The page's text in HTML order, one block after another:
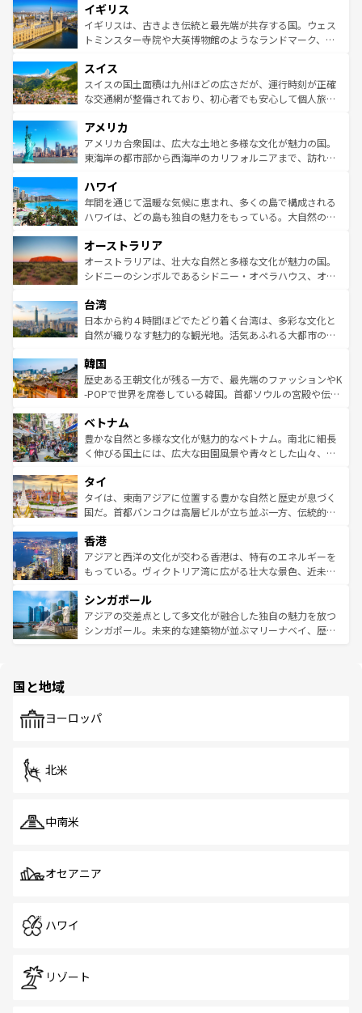
いる。シャンパンの発祥地であるランス、プロヴァンスの
香り高いラベンダー畑など、多彩な楽しみ方が可能だ。さ
らに、パリ以外の地域にも魅力が溢れており、どの街角に
れる地方に足を運ぶとそれぞれで全く異なる文化を体験で
きるだろう。 なお、新着のフランス情報はコンテンツ一覧
を参照してほしい。
顔を持つこの国は、どこを歩いても飽きることがない。ベ
ルリンの文化的活気、バイエルン州のアルプスの絶景、そ
してライン川沿いのワイン畑といった風景は必見。ビール
は、お酒好きな人にはぜひ体験してほしい。 なお、新着の
ドイツ情報はコンテンツ一覧を参照してほしい。
イギリス
イギリスは、古きよき伝統と最先端が共存する国。ウェス
トミンスター寺院や大英博物館のようなランドマーク、歴
リアごとに異なる魅力がある。また、優雅なアフタヌーン
ティー、ビール好きにはたまらない英国パブ、サッカー観
戦など、本場だからこそできる体験も豊富。イギリスを旅
ンツ一覧を参照してほしい。
スイス
スイスの国土面積は九州ほどの広さだが、運行時刻が正確
な交通網が整備されており、初心者でも安心して個人旅行
の建物がそのまま残る町や、スイスならではのユニークな
博物館もあり、アルプス観光だけでなく町歩きも満喫する
ことができる。国民の所得が高いため物価も高いが、旅行
ば市内交通費無料で観光を楽しむこともできる。 なお、新
着のスイス情報はコンテンツ一覧 を参照してほしい。
アメリカ
アメリカ合衆国は、広大な土地と多様な文化が魅力の国。
東海岸の都市部から西海岸のカリフォルニアまで、訪れる
のような巨大都市は、観光、ショッピング、エンターテイ
ンメントが詰まった刺激的なスポットだ。一方、アメリカ
西部には大自然が広がり、グランドキャニオンやイエロー
部のニューオーリンズでは、音楽と美食が融合した独特の
文化が魅力。旅行者はアメリカの各地域で異なる魅力を楽
しみながら、その多様性と豊かな歴史を感じることができ
ならではの贅沢な旅のスタイルだ。 なお、新着のアメリカ
情報はコンテンツ一覧を参照してほしい。
ハワイ
年間を通じて温暖な気候に恵まれ、多くの島で構成される
ハワイは、どの島も独自の魅力をもっている。大自然の神
ワイ島は見逃せない。また、定番の観光地といえばオアフ
島だが、静かな自然を求めるならマウイ島やカウアイ島が
おすすめ。エメラルドグリーンに輝く海をはじめ、豊かな
れるおもてなしの心で訪れる人々を迎えてくれるハワイの
人々、おいしいローカルフードやハワイアンミュージッ
ク、伝統的なフラダンスなど、すべてがハワイの魅力を彩
ワイを、存分に味わってほしい。 なお、新着のハワイ情報
はコンテンツ一覧を参照してほしい。
オーストラリア
オーストラリアは、壮大な自然と多様な文化が魅力の国。
シドニーのシンボルであるシドニー・オペラハウス、オー
リアリーフや大陸中央部にそびえるウルル（エアーズロッ
ク）、タスマニアの美しい原生林やケアンズの熱帯雨林な
ど、見どころがたくさん。また、カフェやワイン、オージ
いる。アクティビティも充実しており、サーフィンやダイ
ビング、ハイキングなど、アウトドア好きにはたまらな
い。オーストラリアの多彩な魅力を存分に味わいつくそ
参照してほしい。
台湾
日本から約４時間ほどでたどり着く台湾は、多彩な文化と
自然が織りなす魅力的な観光地。活気あふれる大都市の台
ン）、静ひつな山岳地帯である台湾東部など、都市の喧騒
と山間の静けさが共存しており、訪れる人に新しい発見と
驚きをもたらしてくれる。また、奥深い台湾の食文化も魅
容にもいいと評判のスイーツなど、バラエティ豊かな料理
が味わえる。 なお、新着の台湾情報は コンテンツ一覧を参
照してほしい。
韓国
歴史ある王朝文化が残る一方で、最先端のファッションやK
-POPで世界を席巻している韓国。首都ソウルの宮殿や伝統
き、地方に足を延ばせば四季折々の自然美を楽しむことが
できる。そして、キムチや焼肉、絶品のストリートフード
まで、さまざまな韓国料理が待っている。夜には、韓国な
リティに包まれながら、韓国の多彩な魅力を心ゆくまで味
わってみてほしい。 なお、新着の韓国情報はコンテンツ一
覧を参照してほしい。
ベトナム
豊かな自然と多様な文化が魅力的なベトナム。南北に細長
く伸びる国土には、広大な田園風景や青々とした山々、世
急速な発展と共に伝統が息づく。ハノイの古い町並みやホ
ーチミン市のフランス統治時代の建物も、独特の雰囲気を
醸し出している。また、バラエティの豊かさとおいしさで
とつ。フォーやバインミー、ベトナムコーヒーなどは、ぜ
ひ現地で味わいたい。どの地域を訪れてもあたたかい人々
が旅行者を迎えてくれるので、きっと忘れられない旅にな
参照してほしい。
タイ
タイは、東南アジアに位置する豊かな自然と歴史が息づく
国だ。首都バンコクは高層ビルが立ち並ぶ一方、伝統的な
の活気が交差している。北部ではチェンマイなどの山岳地
帯で自然と触れ合い、南部ではプーケットやクラビの美し
いビーチでリゾート気分を楽しむことができる。タイ料理
激する。気候は一年中温暖で、どの季節にも異なる楽しみ
が待っている。親しみやすいタイの人々、仏教を中心とし
た文化、そして多様な観光資源が、訪れる旅人を魅了し続
香港
アジアと西洋の文化が交わる香港は、特有のエネルギーを
もっている。ヴィクトリア湾に広がる壮大な景色、近未来
み、どこを訪れても感動するはず。観光スポットが密集し
ており、効率よく見どころを回れるのも魅力。息をのむよ
うな絶景から文化的な体験まで、香港を存分に楽しみ尽く
シンガポール
アジアの交差点として多文化が融合した独自の魅力を放つ
シンガポール。未来的な建築物が並ぶマリーナベイ、歴史
で、ホーカーズは地元の風情を楽しめる外せないスポット
国と地域
ヨーロッパ
北米
中南米
オセアニア
ハワイ
リゾート